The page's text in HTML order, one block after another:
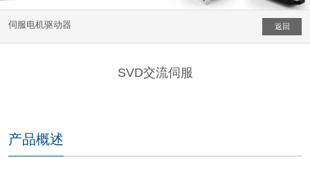
伺服电机驱动器 返回
SVD交流伺服
产品概述